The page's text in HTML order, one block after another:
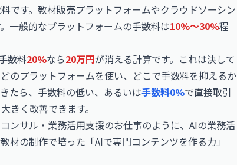
です。教材販売プラットフォームやクラウドソーシン
一般的なプラットフォームの手数料は10%〜30%程
数料20%なら20万円が消える計算です。これは決して
のプラットフォームを使い、どこで手数料を抑えるか
たら、手数料の低い、あるいは手数料0%で直接取引
きく改善できます。
ンサル・業務活用支援のお仕事のように、AIの業務活
の制作で培った「AIで専門コンテンツを作る力」